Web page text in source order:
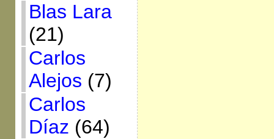
Blas Lara
(21)
Carlos
Alejos (7)
Carlos
Díaz (64)